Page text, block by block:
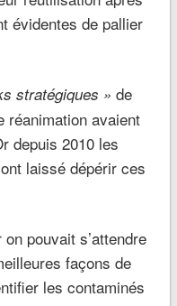
évidentes de pallier
stratégiques » de
réanimation avaient
depuis 2010 les
laissé dépérir ces
pouvait s’attendre
façons de
les contaminés